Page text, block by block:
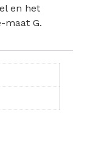
en het
maat G.